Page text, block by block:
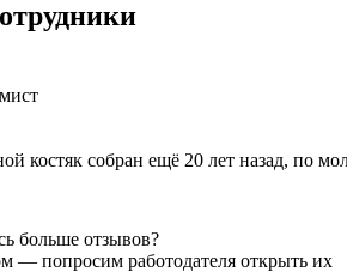
костяк собран ещё 20 лет назад, по
больше отзывов?
— попросим работодателя открыть их